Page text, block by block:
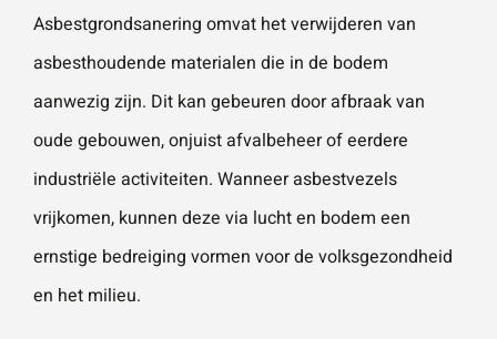
Asbestgrondsanering omvat het verwijderen van
asbesthoudende materialen die in de bodem
aanwezig zijn. Dit kan gebeuren door afbraak van
oude gebouwen, onjuist afvalbeheer of eerdere
industriële activiteiten. Wanneer asbestvezels
vrijkomen, kunnen deze via lucht en bodem een
ernstige bedreiging vormen voor de volksgezondheid
en het milieu.